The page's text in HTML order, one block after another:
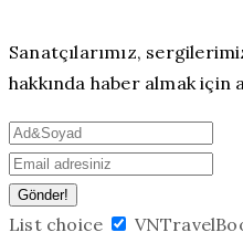
Sanatçılarımız,
hakkında haber almak için
List choice